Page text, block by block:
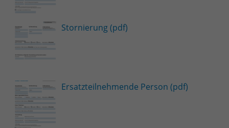
Stornierung (pdf)
Ersatzteilnehmende Person (pdf)